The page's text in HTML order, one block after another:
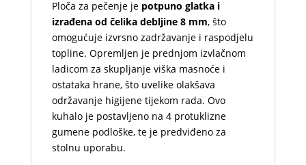
Ploča za pečenje je potpuno glatka i
izrađena od čelika debljine 8 mm, što
omogućuje izvrsno zadržavanje i raspodjelu
topline. Opremljen je prednjom izvlačnom
ladicom za skupljanje viška masnoće i
ostataka hrane, što uvelike olakšava
održavanje higijene tijekom rada. Ovo
kuhalo je postavljeno na 4 protuklizne
gumene podloške, te je predviđeno za
stolnu uporabu.